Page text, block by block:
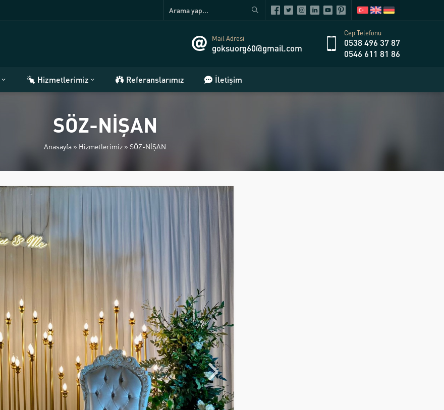
Mail Adresi
goksuorg60@gmail.com
Cep Telefonu
0538 496 37 87
0546 611 81 86
Hizmetlerimiz Referanslarımız İletişim
SÖZ-NİŞAN
Anasayfa » Hizmetlerimiz » SÖZ-NİŞAN